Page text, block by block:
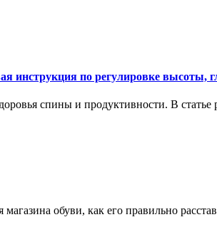
инструкция по регулировке высоты,
спины и продуктивности. В
обуви, как его правильно